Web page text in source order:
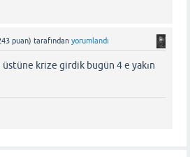
puan) tarafından yorumlandı
üstüne krize girdik bugün 4 e yakın